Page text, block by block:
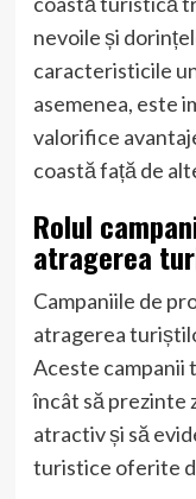
nevoile și
caracteristicile
asemenea, este
valorifice
coastă față de
Rolul
atragerea
Campaniile de
atragerea
Aceste campanii
încât să prezinte
atractiv și să
turistice oferite